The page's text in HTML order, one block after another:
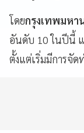
โดยกรุงเทพมหา
อันดับ 10 ในปีนี้
ตั้งแต่เริ่มมีการจั